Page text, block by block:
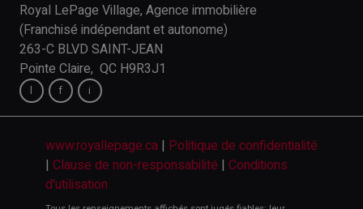
Royal LePage Village, Agence immobilière
(Franchisé indépendant et autonome)
263-C BLVD SAINT-JEAN
Pointe Claire, QC H9R3J1
www.royallepage.ca | Politique de confidentialité
| Clause de non-responsabilité | Conditions
d'utilisation